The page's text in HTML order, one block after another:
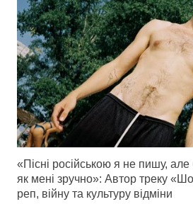
«Пісні російською я не пишу, але
як мені зручно»: Автор треку
реп, війну та культуру відміни